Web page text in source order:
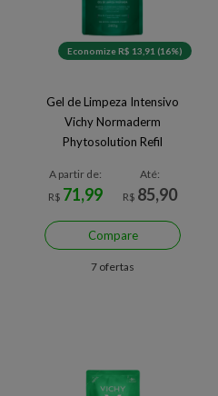
Economize R$ 13,91 (16%)
Gel de Limpeza Intensivo
Vichy Normaderm
Phytosolution Refil
A partir de:
R$ 71,99
Até:
R$ 85,90
Compare
7 ofertas